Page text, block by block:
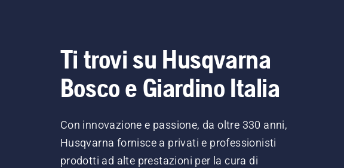
Ti trovi su Husqvarna
Bosco e Giardino Italia
Con innovazione e passione, da oltre 330 anni,
Husqvarna fornisce a privati e professionisti
prodotti ad alte prestazioni per la cura di